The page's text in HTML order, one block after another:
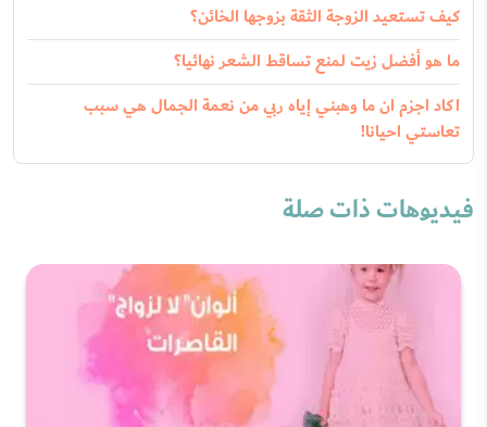
كيف تستعيد الزوجة الثقة بزوجها الخائن؟
ما هو أفضل زيت لمنع تساقط الشعر نهائيا؟
اكاد اجزم ان ما وهبني إياه ربي من نعمة الجمال هي سبب
تعاستي احيانا!
فيديوهات ذات صلة